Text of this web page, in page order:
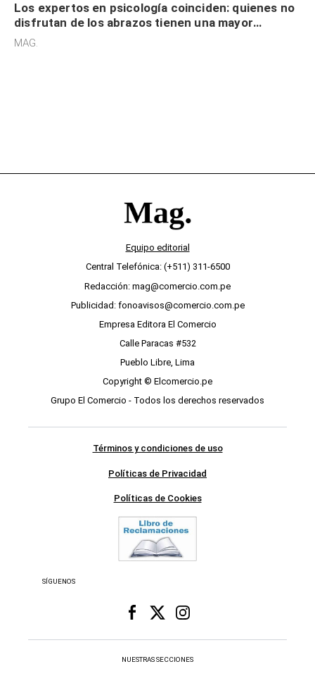
Los expertos en psicología coinciden: quienes no
disfrutan de los abrazos tienen una mayor
sensibilidad a los estímulos físicos y no es por
MAG.
Equipo editorial
Central Telefónica: (+511) 311-6500
Redacción: mag@comercio.com.pe
Publicidad: fonoavisos@comercio.com.pe
Empresa Editora El Comercio
Calle Paracas #532
Pueblo Libre, Lima
Copyright © Elcomercio.pe
Grupo El Comercio - Todos los derechos reservados
Términos y condiciones de uso
Políticas de Privacidad
Políticas de Cookies
SÍGUENOS
NUESTRAS SECCIONES